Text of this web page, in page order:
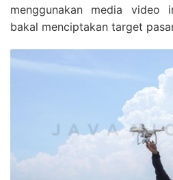
menggunakan media video
bakal menciptakan target